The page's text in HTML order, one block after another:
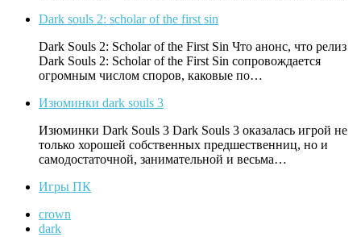
Dark souls 2: scholar of the first sin
Dark Souls 2: Scholar of the First Sin Что анонс, что релиз
Dark Souls 2: Scholar of the First Sin сопровождается
огромным числом споров, каковые по…
Изюминки dark souls 3
Изюминки Dark Souls 3 Dark Souls 3 оказалась игрой не
только хорошей собственных предшественниц, но и
самодостаточной, занимательной и весьма…
Игры ПК
crown
dark